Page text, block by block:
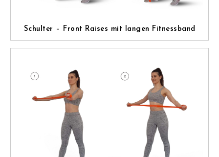
Schulter – Front Raises mit langen Fitnessband